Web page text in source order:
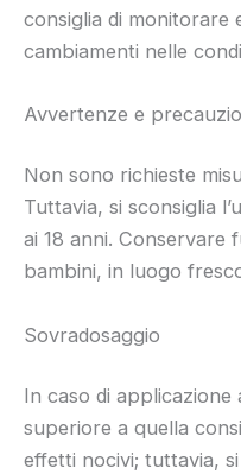
consiglia di monitorare
cambiamenti nelle
Avvertenze e
Non sono richieste
Tuttavia, si sconsiglia
ai 18 anni. Conservare
bambini, in luogo
Sovradosaggio
In caso di applicazione
superiore a quella
effetti nocivi; tuttavia,